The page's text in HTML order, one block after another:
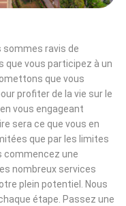
sommes ravis de
que vous participez à un
que vous
profiter de la vie sur le
vous engageant
sera ce que vous en
que par les limites
commencez une
nombreux services
plein potentiel. Nous
étape. Passez une